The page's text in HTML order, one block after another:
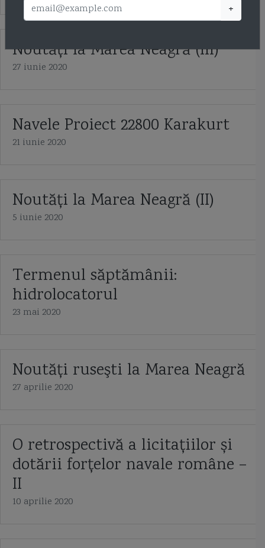
Noutăţi la Marea Neagră (III)
27 iunie 2020
Navele Proiect 22800 Karakurt
21 iunie 2020
Noutăți la Marea Neagră (II)
5 iunie 2020
Termenul săptămânii:
hidrolocatorul
23 mai 2020
Noutăţi ruseşti la Marea Neagră
27 aprilie 2020
O retrospectivă a licitațiilor și
dotării forțelor navale române –
II
10 aprilie 2020
+